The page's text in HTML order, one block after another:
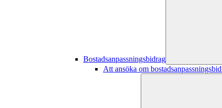
Bostadsanpassningsbidrag
Att ansöka om